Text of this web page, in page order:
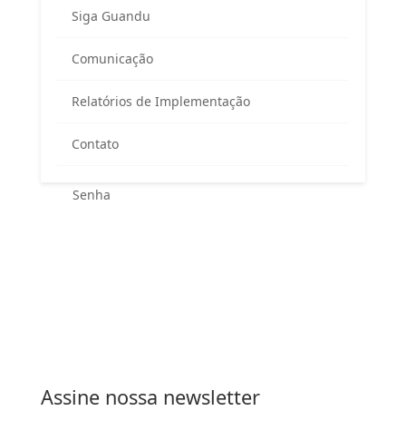
Siga Guandu
Comunicação
Relatórios de Implementação
Contato
Área exclusiva para os membros
do Comitê Guandu-RJ
Assine nossa newsletter